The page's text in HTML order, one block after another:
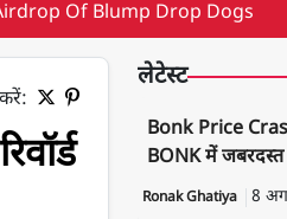
Of Blump Drop Dogs
लेटेस्ट
Bonk Price
BONK में जबरदस्त
Ronak Ghatiya 8